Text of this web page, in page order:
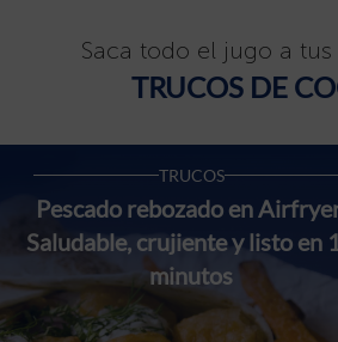
Saca todo el jugo a
TRUCOS DE
TRUCOS
Pescado rebozado en
Saludable, crujiente y listo en
minutos